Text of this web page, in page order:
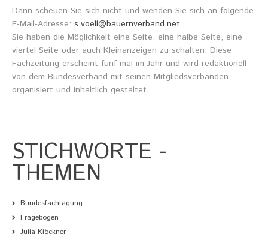
Dann scheuen Sie sich nicht und wenden Sie sich an folgende
E-Mail-Adresse: s.voell@bauernverband.net
Sie haben die Möglichkeit eine Seite, eine halbe Seite, eine
viertel Seite oder auch Kleinanzeigen zu schalten. Diese
Fachzeitung erscheint fünf mal im Jahr und wird redaktionell
von dem Bundesverband mit seinen Mitgliedsverbänden
organisiert und inhaltlich gestaltet
STICHWORTE -
THEMEN
Bundesfachtagung
Fragebogen
Julia Klöckner